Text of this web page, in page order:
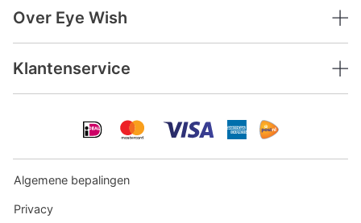
Over Eye Wish
Klantenservice
Algemene bepalingen
Privacy